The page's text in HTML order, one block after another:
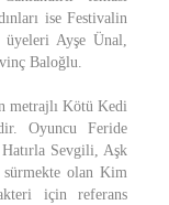
ise Festivalin
üyeleri Ayşe Ünal,
Baloğlu.
metrajlı Kötü Kedi
Oyuncu Feride
Sevgili, Aşk
sürmekte olan Kim
için referans